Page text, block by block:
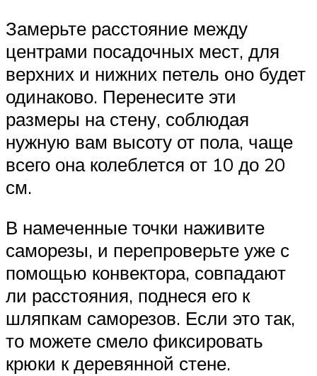
Замерьте расстояние между
центрами посадочных мест, для
верхних и нижних петель оно будет
одинаково. Перенесите эти
размеры на стену, соблюдая
нужную вам высоту от пола, чаще
всего она колеблется от 10 до 20
см.
В намеченные точки наживите
саморезы, и перепроверьте уже с
помощью конвектора, совпадают
ли расстояния, поднеся его к
шляпкам саморезов. Если это так,
то можете смело фиксировать
крюки к деревянной стене.